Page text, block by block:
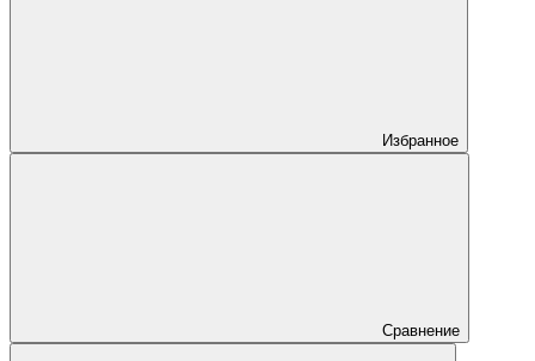
Избранное
Сравнение